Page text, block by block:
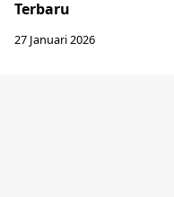
Terbaru
27 Januari 2026